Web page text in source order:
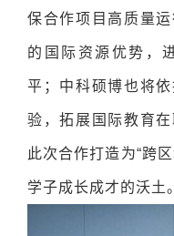
保合作项目高质量
的国际资源优势，
平；中科硕博也将
验，拓展国际教育
此次合作打造为“跨
学子成长成才的沃土。